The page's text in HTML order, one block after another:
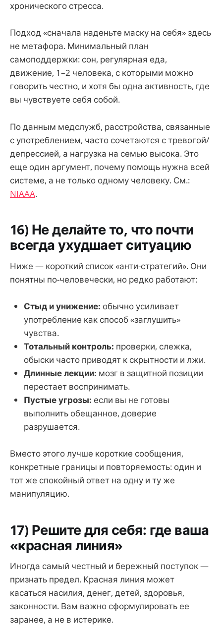
хронического стресса.
Подход «сначала наденьте маску на себя» здесь
не метафора. Минимальный план
самоподдержки: сон, регулярная еда,
движение, 1–2 человека, с которыми можно
говорить честно, и хотя бы одна активность, где
вы чувствуете себя собой.
По данным медслужб, расстройства, связанные
с употреблением, часто сочетаются с тревогой/
депрессией, а нагрузка на семью высока. Это
еще один аргумент, почему помощь нужна всей
системе, а не только одному человеку. См.:
NIAAA.
16) Не делайте то, что почти
всегда ухудшает ситуацию
Ниже — короткий список «анти-стратегий». Они
понятны по-человечески, но редко работают:
Стыд и унижение: обычно усиливает
употребление как способ «заглушить»
чувства.
Тотальный контроль: проверки, слежка,
обыски часто приводят к скрытности и лжи.
Длинные лекции: мозг в защитной позиции
перестает воспринимать.
Пустые угрозы: если вы не готовы
выполнить обещанное, доверие
разрушается.
Вместо этого лучше короткие сообщения,
конкретные границы и повторяемость: один и
тот же спокойный ответ на одну и ту же
манипуляцию.
17) Решите для себя: где ваша
«красная линия»
Иногда самый честный и бережный поступок —
признать предел. Красная линия может
касаться насилия, денег, детей, здоровья,
законности. Вам важно сформулировать ее
заранее, а не в истерике.